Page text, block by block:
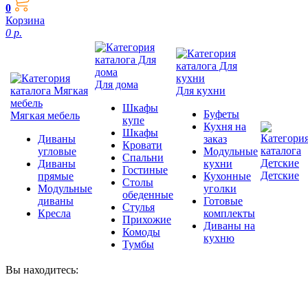
0
Корзина
0 р.
Мягкая мебель
Диваны
угловые
Диваны
прямые
Модульные
диваны
Кресла
Для дома
Шкафы
купе
Шкафы
Кровати
Спальни
Гостиные
Столы
обеденные
Стулья
Прихожие
Комоды
Тумбы
Для кухни
Буфеты
Кухня на
заказ
Модульные
кухни
Кухонные
уголки
Готовые
комплекты
Диваны на
кухню
Детские
Вы находитесь: